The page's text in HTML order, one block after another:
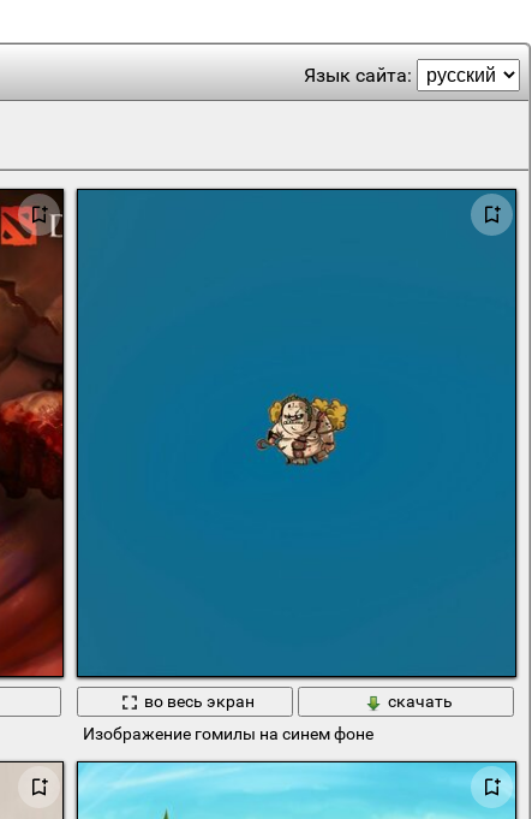
Язык сайта:
во весь экран
скачать
Изображение гомилы на синем фоне